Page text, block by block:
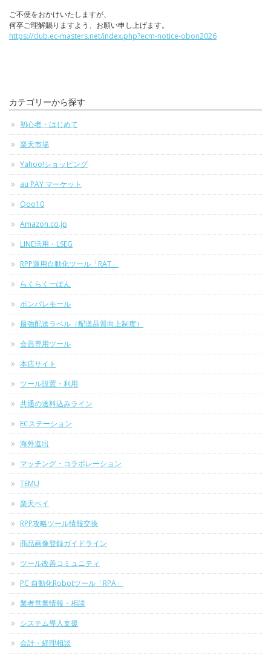
ご不便をおかけいたしますが、
何卒ご理解賜りますよう、お願い申し上げます。
https://club.ec-masters.net/index.php?ecm-notice-obon2026
カテゴリーから探す
初心者・はじめて
楽天市場
Yahoo!ショッピング
au PAY マーケット
Qoo10
Amazon.co.jp
LINE活用・LSEG
RPP運用自動化ツール「RAT」
らくらくーぽん
ポンパレモール
最強配送ラベル（配送品質向上制度）
会員専用ツール
本店サイト
ツール設置・利用
共通の送料込みライン
ECステーション
海外進出
マッチング・コラボレーション
TEMU
楽天ペイ
RPP攻略ツール情報交換
商品画像登録ガイドライン
ツール改善コミュニティ
PC 自動化Robotツール「RPA」
業者営業情報・相談
システム導入支援
会計・経理相談